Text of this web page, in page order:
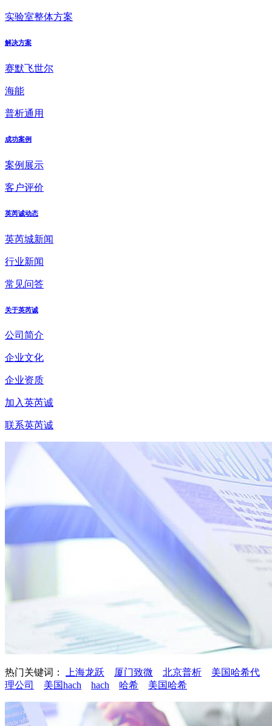
实验室整体方案
解决方案
赛默飞世尔
海能
普析通用
成功案例
案例展示
客户评价
英芮诚动态
英芮城新闻
行业新闻
常见问答
关于英芮诚
公司简介
企业文化
企业资质
加入英芮诚
联系英芮诚
热门关键词： 上海龙跃 厦门致微 北京普析
美国哈希代
理公司
美国hach hach 哈希 美国哈希